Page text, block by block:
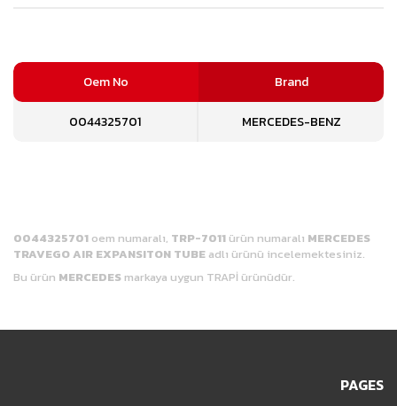
Oem No Brand
0044325701 MERCEDES-BENZ
0044325701 oem numaralı, TRP-7011 ürün numaralı MERCEDES
TRAVEGO AIR EXPANSITON TUBE adlı ürünü incelemektesiniz.
Bu ürün MERCEDES markaya uygun TRAPİ ürünüdür.
PAGES